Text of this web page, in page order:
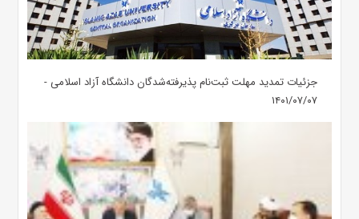
جزئیات تمدید مهلت ثبت‌نام پذیرفته‌شدگان دانشگاه آزاد اسلامی -
۱۴۰۱/۰۷/۰۷